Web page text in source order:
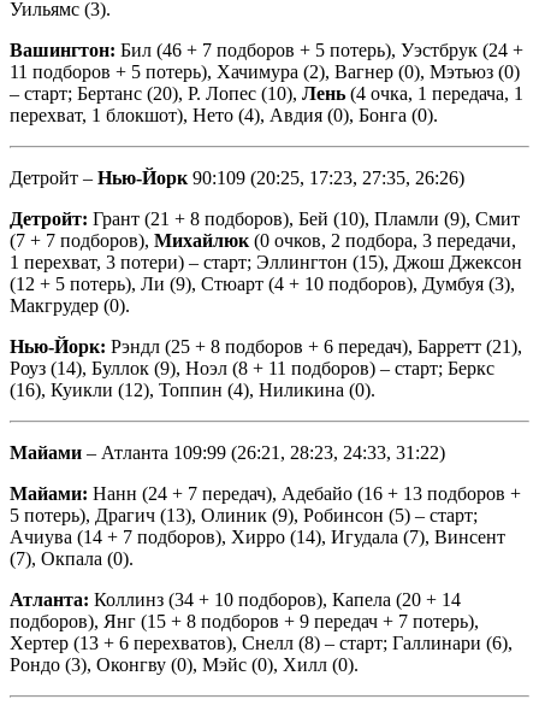
Уильямс (3).
Вашингтон: Бил (46 + 7 подборов + 5 потерь), Уэстбрук (24 +
11 подборов + 5 потерь), Хачимура (2), Вагнер (0), Мэтьюз (0)
– старт; Бертанс (20), Р. Лопес (10), Лень (4 очка, 1 передача, 1
перехват, 1 блокшот), Нето (4), Авдия (0), Бонга (0).
Детройт – Нью-Йорк 90:109 (20:25, 17:23, 27:35, 26:26)
Детройт: Грант (21 + 8 подборов), Бей (10), Пламли (9), Смит
(7 + 7 подборов), Михайлюк (0 очков, 2 подбора, 3 передачи,
1 перехват, 3 потери) – старт; Эллингтон (15), Джош Джексон
(12 + 5 потерь), Ли (9), Стюарт (4 + 10 подборов), Думбуя (3),
Макгрудер (0).
Нью-Йорк: Рэндл (25 + 8 подборов + 6 передач), Барретт (21),
Роуз (14), Буллок (9), Ноэл (8 + 11 подборов) – старт; Беркс
(16), Куикли (12), Топпин (4), Ниликина (0).
Майами – Атланта 109:99 (26:21, 28:23, 24:33, 31:22)
Майами: Нанн (24 + 7 передач), Адебайо (16 + 13 подборов +
5 потерь), Драгич (13), Олиник (9), Робинсон (5) – старт;
Ачиува (14 + 7 подборов), Хирро (14), Игудала (7), Винсент
(7), Окпала (0).
Атланта: Коллинз (34 + 10 подборов), Капела (20 + 14
подборов), Янг (15 + 8 подборов + 9 передач + 7 потерь),
Хертер (13 + 6 перехватов), Снелл (8) – старт; Галлинари (6),
Рондо (3), Оконгву (0), Мэйс (0), Хилл (0).